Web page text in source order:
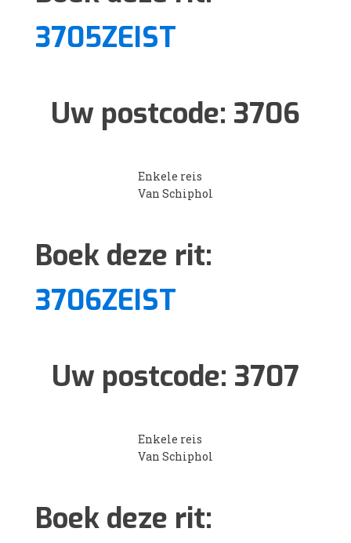
3705ZEIST
Uw postcode: 3706
Enkele reis
Van Schiphol
Boek deze rit:
3706ZEIST
Uw postcode: 3707
Enkele reis
Van Schiphol
Boek deze rit: